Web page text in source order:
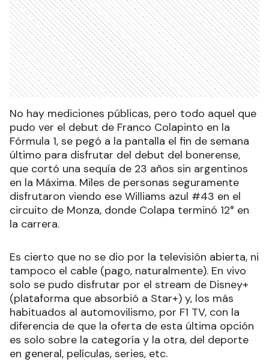
No hay mediciones públicas, pero todo aquel que
pudo ver el debut de Franco Colapinto en la
Fórmula 1, se pegó a la pantalla el fin de semana
último para disfrutar del debut del bonerense,
que cortó una sequía de 23 años sin argentinos
en la Máxima. Miles de personas seguramente
disfrutaron viendo ese Williams azul #43 en el
circuito de Monza, donde Colapa terminó 12° en
la carrera.
Es cierto que no se dio por la televisión abierta, ni
tampoco el cable (pago, naturalmente). En vivo
solo se pudo disfrutar por el stream de Disney+
(plataforma que absorbió a Star+) y, los más
habituados al automovilismo, por F1 TV, con la
diferencia de que la oferta de esta última opción
es solo sobre la categoría y la otra, del deporte
en general, películas, series, etc.